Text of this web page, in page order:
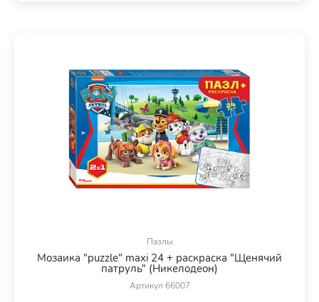
Пазлы
Мозаика "puzzle" maxi 24 + раскраска "Щенячий
патруль" (Никелодеон)
Артикул 66007